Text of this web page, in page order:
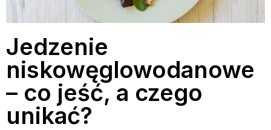
Jedzenie
niskowęglowodanowe
– co jeść, a czego
unikać?